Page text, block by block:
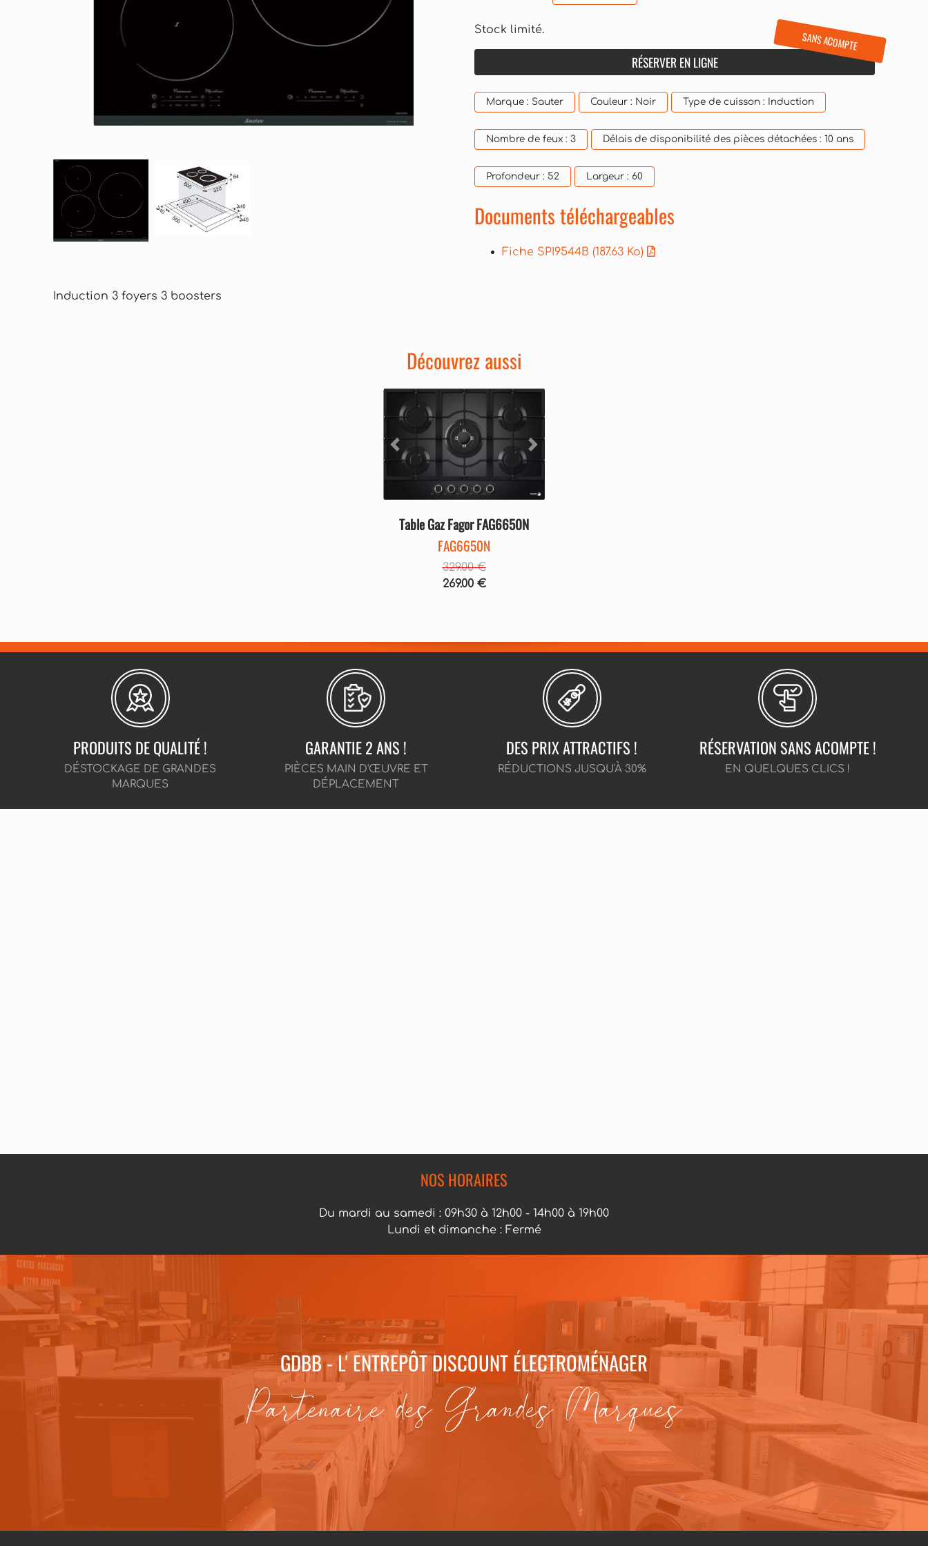
Stock limité.
RÉSERVER EN LIGNE
SANS ACOMPTE
Marque : Sauter Couleur : Noir Type de cuisson : Induction
Nombre de feux : 3 Délais de disponibilité des pièces détachées : 10 ans
Profondeur : 52 Largeur : 60
Documents téléchargeables
Fiche SPI9544B (187.63 Ko)
Induction 3 foyers 3 boosters
Découvrez aussi
Précédent Suivant
Table Gaz Fagor FAG6650N
FAG6650N
329.00 €
269.00 €
PRODUITS DE QUALITÉ !
DÉSTOCKAGE DE GRANDES
MARQUES
GARANTIE 2 ANS !
PIÈCES MAIN D'ŒUVRE ET
DÉPLACEMENT
DES PRIX ATTRACTIFS !
RÉDUCTIONS JUSQU'À 30%
RÉSERVATION SANS ACOMPTE !
EN QUELQUES CLICS !
NOS HORAIRES
Du mardi au samedi : 09h30 à 12h00 - 14h00 à 19h00
Lundi et dimanche : Fermé
GDBB - L' ENTREPÔT DISCOUNT ÉLECTROMÉNAGER
Partenaire des Grandes Marques